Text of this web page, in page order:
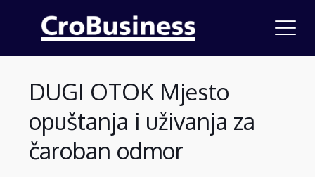
DUGI OTOK Mjesto
opuštanja i uživanja za
čaroban odmor